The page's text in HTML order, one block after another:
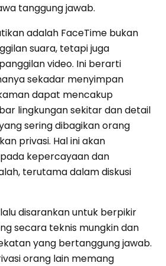
tanggung jawab.
adalah FaceTime bukan
suara, tetapi juga
video. Ini berarti
sekadar menyimpan
dapat mencakup
lingkungan sekitar dan detail
sering dibagikan orang
privasi. Hal ini akan
kepercayaan dan
terutama dalam diskusi
disarankan untuk berpikir
secara teknis mungkin dan
yang bertanggung jawab.
orang lain memang